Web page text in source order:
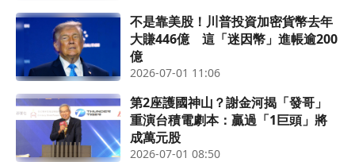
不是靠美股！川普投資加密貨幣去年
大賺446億 這「迷因幣」進帳逾200
億
2026-07-01 11:06
第2座護國神山？謝金河揭「發哥」
重演台積電劇本：贏過「1巨頭」將
成萬元股
2026-07-01 08:50